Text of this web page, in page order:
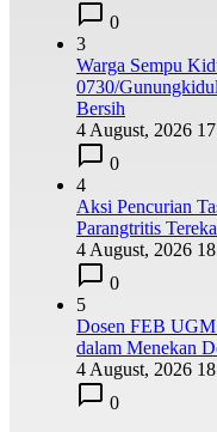
0
3
Warga Sempu
0730/
Bersih
4 August, 2026
0
4
Aksi Pencurian
Parangtritis
4 August, 2026
0
5
Dosen FEB UGM
dalam Menekan
4 August, 2026
0